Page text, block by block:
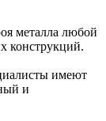
металла любой
конструкций.
имеют
и